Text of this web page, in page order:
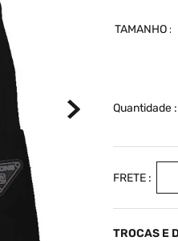
TAMANHO
Quantidade
TROCAS E